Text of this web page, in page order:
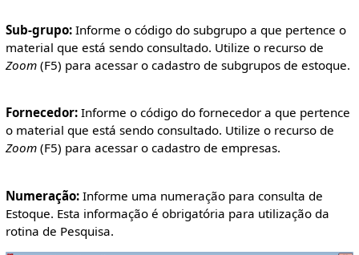
Sub-grupo: Informe o código do subgrupo a que pertence o
material que está sendo consultado. Utilize o recurso de
Zoom(F5) para acessar o cadastro de subgrupos de estoque.
Fornecedor: Informe o código do fornecedor a que pertence
o material que está sendo consultado. Utilize o recurso de
Zoom(F5) para acessar o cadastro de empresas.
Numeração: Informe uma numeração para consulta de
Estoque. Esta informação é obrigatória para utilização da
rotina de Pesquisa.